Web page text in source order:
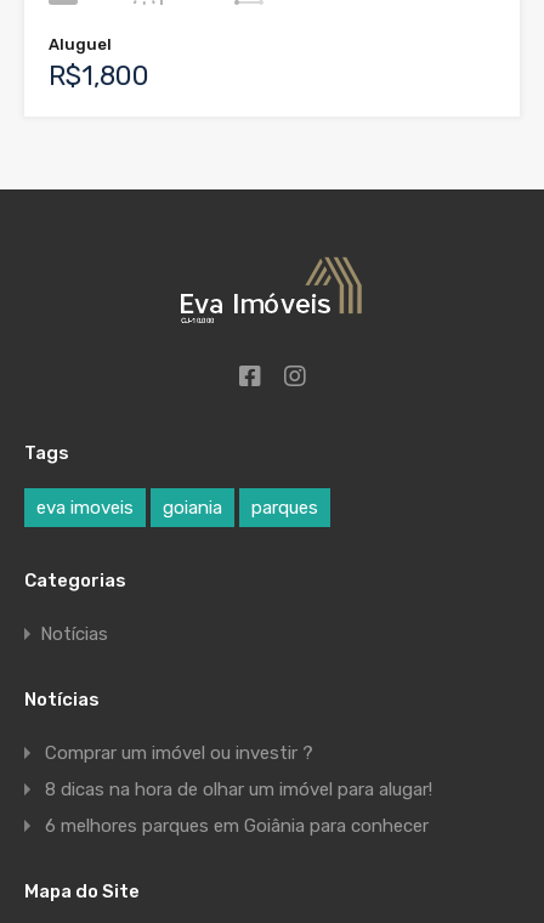
Aluguel
R$1,800
Tags
eva imoveis goiania parques
Categorias
Notícias
Notícias
Comprar um imóvel ou investir ?
8 dicas na hora de olhar um imóvel para alugar!
6 melhores parques em Goiânia para conhecer
Mapa do Site